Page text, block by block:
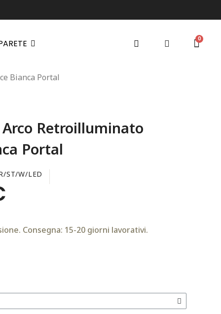
Bianca Portal
Arco Retroilluminato
Portal
ST/W/LED
Consegna: 15-20 giorni lavorativi.